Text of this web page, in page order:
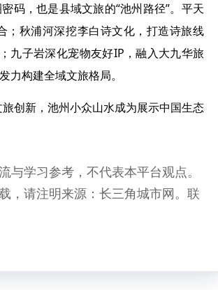
，也是县域文旅的“池州路径”。平天
；秋浦河深挖李白诗文化，打造诗旅线
九子岩深化宠物友好IP，融入大九华旅
构建全域文旅格局。
创新，池州小众山水成为展示中国生态
学习参考，不代表本平台观点。
，请注明来源：长三角城市网。联